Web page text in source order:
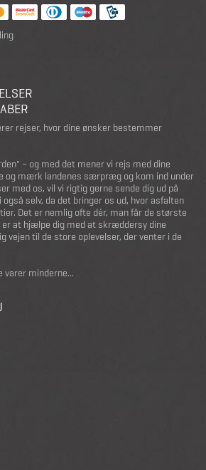
rejser, hvor dine ønsker bestemmer
– og med det mener vi rejs med dine
og mærk landenes særpræg og kom ind under
med os, vil vi rigtig gerne sende dig ud på
også selv, da det bringer os ud, hvor asfalten
Det er nemlig ofte dér, man får de største
er at hjælpe dig med at skræddersy dine
vejen til de store oplevelser, der venter i de
varer minderne...